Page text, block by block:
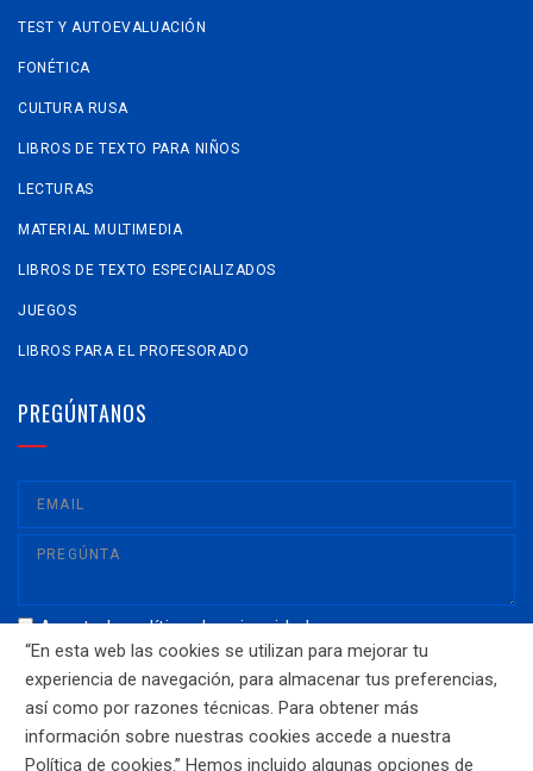
TEST Y AUTOEVALUACIÓN
FONÉTICA
CULTURA RUSA
LIBROS DE TEXTO PARA NIÑOS
LECTURAS
MATERIAL MULTIMEDIA
LIBROS DE TEXTO ESPECIALIZADOS
JUEGOS
LIBROS PARA EL PROFESORADO
PREGÚNTANOS
Acepto la política de privacidad
No acepto la política de privacidad
“En esta web las cookies se utilizan para mejorar tu
experiencia de navegación, para almacenar tus preferencias,
así como por razones técnicas. Para obtener más
información sobre nuestras cookies accede a nuestra
Política de cookies.” Hemos incluido algunas opciones de